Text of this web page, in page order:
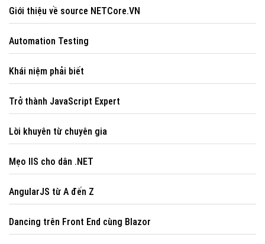
Giới thiệu về source NETCore.VN
Automation Testing
Khái niệm phải biết
Trở thành JavaScript Expert
Lời khuyên từ chuyên gia
Mẹo IIS cho dân .NET
AngularJS từ A đến Z
Dancing trên Front End cùng Blazor